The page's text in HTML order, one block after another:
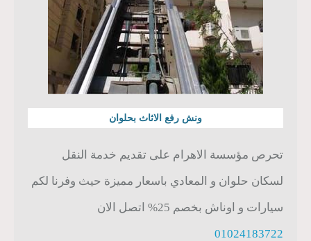
ونش رفع الاثاث بحلوان
تحرص مؤسسة الاهرام على تقديم خدمة النقل
لسكان حلوان و المعادي باسعار مميزة حيث وفرنا لكم
سيارات و اوناش بخصم 25% اتصل الان
01024183722